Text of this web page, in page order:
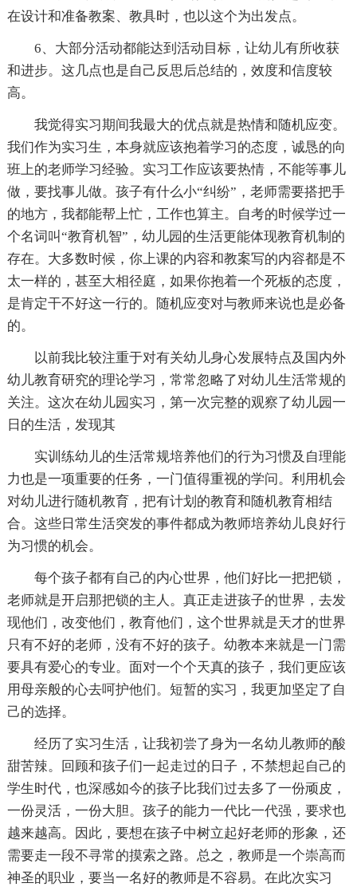
在设计和准备教案、教具时，也以这个为出发点。
6、大部分活动都能达到活动目标，让幼儿有所收获
和进步。这几点也是自己反思后总结的，效度和信度较
高。
我觉得实习期间我最大的优点就是热情和随机应变。
我们作为实习生，本身就应该抱着学习的态度，诚恳的向
班上的老师学习经验。实习工作应该要热情，不能等事儿
做，要找事儿做。孩子有什么小“纠纷”，老师需要搭把手
的地方，我都能帮上忙，工作也算主。自考的时候学过一
个名词叫“教育机智”，幼儿园的生活更能体现教育机制的
存在。大多数时候，你上课的内容和教案写的内容都是不
太一样的，甚至大相径庭，如果你抱着一个死板的态度，
是肯定干不好这一行的。随机应变对与教师来说也是必备
的。
以前我比较注重于对有关幼儿身心发展特点及国内外
幼儿教育研究的理论学习，常常忽略了对幼儿生活常规的
关注。这次在幼儿园实习，第一次完整的观察了幼儿园一
日的生活，发现其
实训练幼儿的生活常规培养他们的行为习惯及自理能
力也是一项重要的任务，一门值得重视的学问。利用机会
对幼儿进行随机教育，把有计划的教育和随机教育相结
合。这些日常生活突发的事件都成为教师培养幼儿良好行
为习惯的机会。
每个孩子都有自己的内心世界，他们好比一把把锁，
老师就是开启那把锁的主人。真正走进孩子的世界，去发
现他们，改变他们，教育他们，这个世界就是天才的世界
只有不好的老师，没有不好的孩子。幼教本来就是一门需
要具有爱心的专业。面对一个个天真的孩子，我们更应该
用母亲般的心去呵护他们。短暂的实习，我更加坚定了自
己的选择。
经历了实习生活，让我初尝了身为一名幼儿教师的酸
甜苦辣。回顾和孩子们一起走过的日子，不禁想起自己的
学生时代，也深感如今的孩子比我们过去多了一份顽皮，
一份灵活，一份大胆。孩子的能力一代比一代强，要求也
越来越高。因此，要想在孩子中树立起好老师的形象，还
需要走一段不寻常的摸索之路。总之，教师是一个崇高而
神圣的职业，要当一名好的教师是不容易。在此次实习